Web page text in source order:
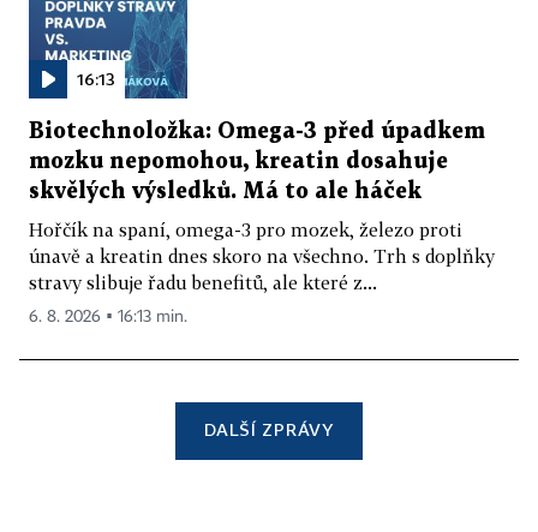
16:13
Biotechnoložka: Omega-3 před úpadkem
mozku nepomohou, kreatin dosahuje
skvělých výsledků. Má to ale háček
Hořčík na spaní, omega-3 pro mozek, železo proti
únavě a kreatin dnes skoro na všechno. Trh s doplňky
stravy slibuje řadu benefitů, ale které z...
6. 8. 2026 ▪ 16:13 min.
DALŠÍ ZPRÁVY